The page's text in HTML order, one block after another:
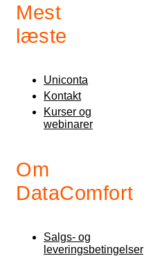
Mest
læste
Uniconta
Kontakt
Kurser og
webinarer
Om
DataComfort
Salgs- og
leveringsbetingelser